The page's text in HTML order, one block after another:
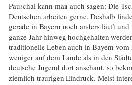
Pauschal kann man auch sagen: Die
Deutschen arbeiten gerne. Deshalb
gerade in Bayern noch anders läuft
ganze Jahr hinweg hochgehalten
traditionelle Leben auch in Bayern vom
weniger auf dem Lande als in den
deutsche Jugend dort anschaut, so
ziemlich traurigen Eindruck. Meist